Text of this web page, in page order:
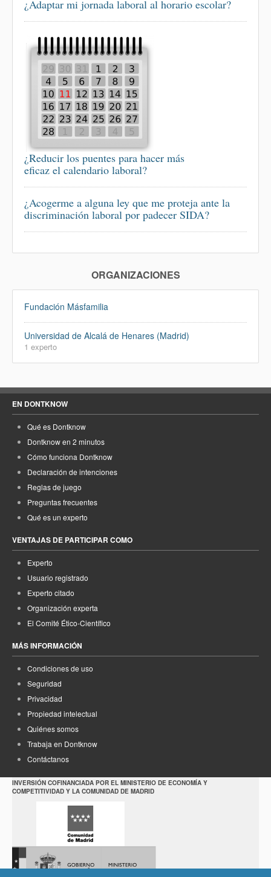
¿Adaptar mi jornada laboral al horario escolar?
¿Reducir los puentes para hacer más
eficaz el calendario laboral?
¿Acogerme a alguna ley que me proteja ante la
discriminación laboral por padecer SIDA?
ORGANIZACIONES
Fundación Másfamilia
Universidad de Alcalá de Henares (Madrid)
1 experto
EN DONTKNOW
Qué es Dontknow
Dontknow en 2 minutos
Cómo funciona Dontknow
Declaración de intenciones
Reglas de juego
Preguntas frecuentes
Qué es un experto
VENTAJAS DE PARTICIPAR COMO
Experto
Usuario registrado
Experto citado
Organización experta
El Comité Ético-Científico
MÁS INFORMACIÓN
Condiciones de uso
Seguridad
Privacidad
Propiedad intelectual
Quiénes somos
Trabaja en Dontknow
Contáctanos
INVERSIÓN COFINANCIADA POR EL MINISTERIO DE ECONOMÍA Y
COMPETITIVIDAD Y LA COMUNIDAD DE MADRID